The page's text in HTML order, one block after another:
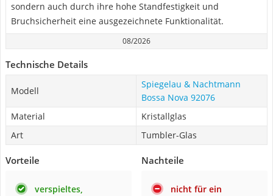
sondern auch durch ihre hohe Standfestigkeit und
Bruchsicherheit eine ausgezeichnete Funktionalität.
08/2026
Technische Details
Modell
Spiegelau & Nachtmann
Bossa Nova 92076
Material
Kristallglas
Art
Tumbler-Glas
Vorteile
verspieltes,
Nachteile
nicht für ein